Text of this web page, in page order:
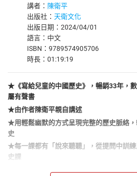
講者： 陳衛平
出版社： 天衛文化
出版日期：2024/04/01
語言：中文
ISBN：9789574905706
時長：01:19:19
★《寫給兒童的中國歷史》，暢銷33年，
屬有聲書
★由作者陳衛平親自講述
★用輕鬆幽默的方式呈現完整的歷史脈絡
史
★每一課都有「說來聽聽」，從提問中訓
史課